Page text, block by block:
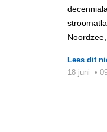
Lees dit
18 juni •